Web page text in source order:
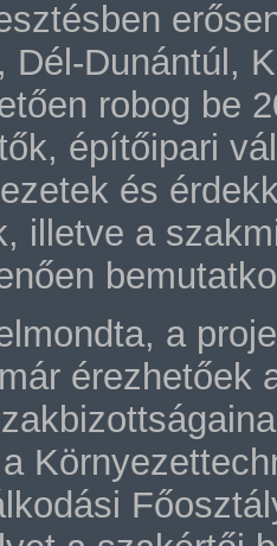
Dél-Dunántúl,
robog be
építőipari
és
illetve a
a